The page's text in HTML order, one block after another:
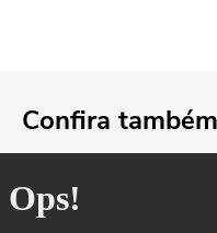
Confira